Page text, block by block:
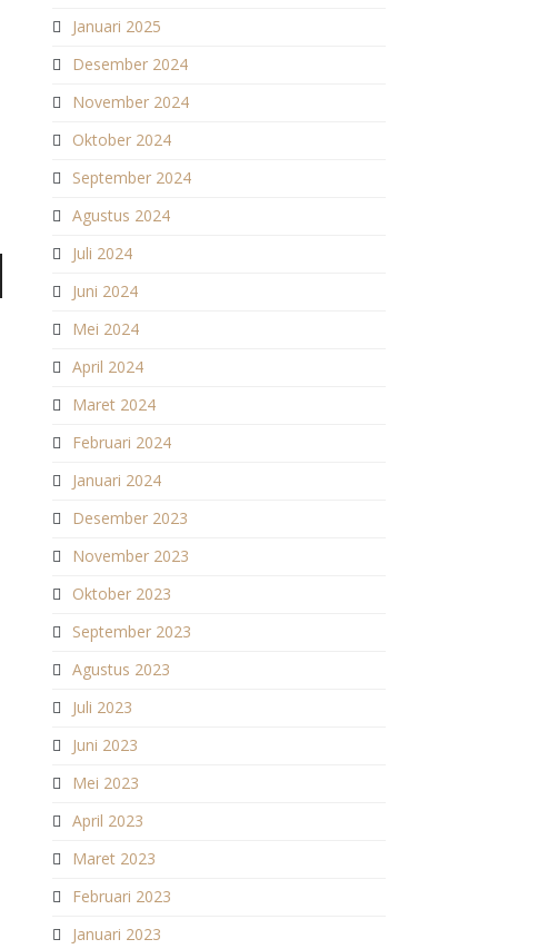
Januari 2025
Desember 2024
November 2024
Oktober 2024
September 2024
Agustus 2024
Juli 2024
Juni 2024
Mei 2024
April 2024
Maret 2024
Februari 2024
Januari 2024
Desember 2023
November 2023
Oktober 2023
September 2023
Agustus 2023
Juli 2023
Juni 2023
Mei 2023
April 2023
Maret 2023
Februari 2023
Januari 2023